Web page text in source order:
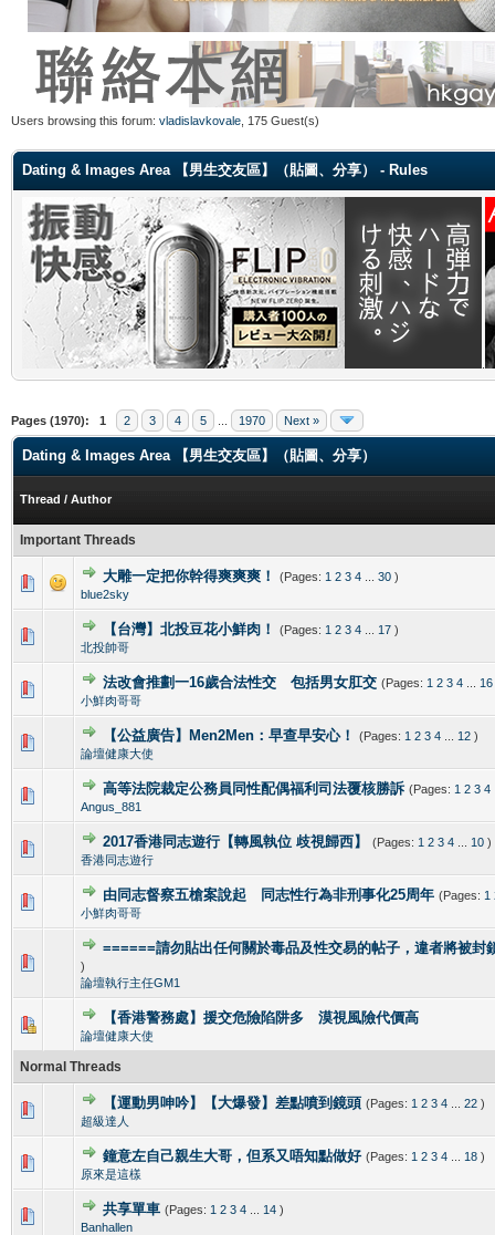
Users browsing this forum: vladislavkovale , 175 Guest(s)
Dating & Images Area 【男生交友區】（貼圖、分享） - Rules
Pages (1970): 1 2 3 4 5 1970 Next »
Dating & Images Area 【男生交友區】（貼圖、分享）
Thread / Author
Important Threads
大雕一定把你幹得爽爽爽！ (Pages: 1 2 3 4 30 )
blue2sky
3 Vote(s) - 4.33 out of 5 in Average
123 4
【台灣】北投豆花小鮮肉！ (Pages: 1 2 3 4 17 )
北投帥哥
3 Vote(s) - 3 out of 5 in Average
123 4
法改會推劃一16歲合法性交 包括男女肛交 (Pages: 1 2 3 4
16
小鮮肉哥哥
5 Vote(s) - 3.8 out of 5 in Average
12345
【公益廣告】Men2Men：早查早安心！ (Pages: 1 2 3 4 12 )
論壇健康大使
4 Vote(s) - 4 out of 5 in Average
12345
高等法院裁定公務員同性配偶福利司法覆核勝訴 (Pages: 1 2 3 4
Angus_881
8 Vote(s) - 2.38 out of 5 in Average
12345
2017香港同志遊行【轉風執位 歧視歸西】 (Pages: 1 2 3 4 10 )
香港同志遊行
5 Vote(s) - 3 out of 5 in Average
12345
由同志督察五槍案說起 同志性行為非刑事化25周年 (Pages: 1
小鮮肉哥哥
2 Vote(s) - 4 out of 5 in Average
12 45
======請勿貼出任何關於毒品及性交易的帖子，違者將被封
)
論壇執行主任GM1
【香港警務處】援交危險陷阱多 漠視風險代價高
論壇健康大使
5 Vote(s) - 2.8 out of 5 in Average
12345
Normal Threads
【運動男呻吟】【大爆發】差點噴到鏡頭 (Pages: 1 2 3 4 22 )
超級達人
0 Vote(s) - 0 out of 5 in Average
1234 5
鐘意左自己親生大哥，但系又唔知點做好 (Pages: 1 2 3 4 18 )
原來是這樣
0 Vote(s) - 0 out of 5 in Average
1 2345
共享單車 (Pages: 1 2 3 4 14 )
Banhallen
1 Vote(s) - 5 out of 5 in Average
123 45